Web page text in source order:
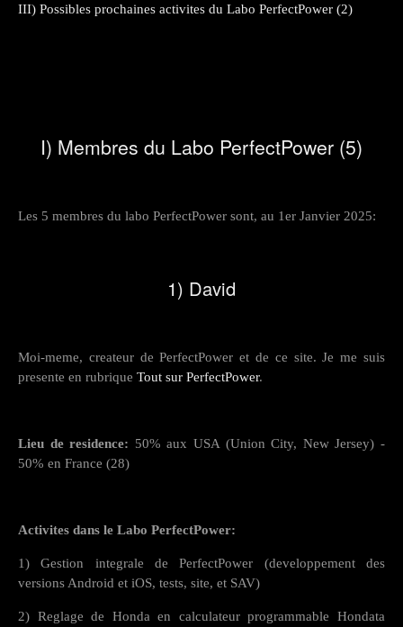
III) Possibles prochaines activites du Labo PerfectPower (2)
I) Membres du Labo PerfectPower (5)
Les 5 membres du labo PerfectPower sont, au 1er Janvier 2025:
1) David
Moi-meme, createur de PerfectPower et de ce site. Je me suis
presente en rubrique Tout sur PerfectPower.
Lieu de residence: 50% aux USA (Union City, New Jersey) -
50% en France (28)
Activites dans le Labo PerfectPower:
1) Gestion integrale de PerfectPower (developpement des
versions Android et iOS, tests, site, et SAV)
2) Reglage de Honda en calculateur programmable Hondata